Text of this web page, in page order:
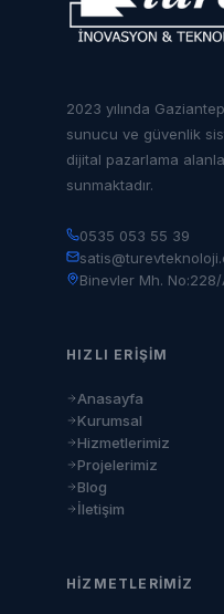
2023 yılında
sunucu ve güvenlik
dijital pazarlama
sunmaktadır.
0535 053 55 39
Binevler Mh. No:228/
HIZLI ERIŞIM
Anasayfa
Kurumsal
Hizmetlerimiz
Projelerimiz
Blog
İletişim
HIZMETLERIMIZ